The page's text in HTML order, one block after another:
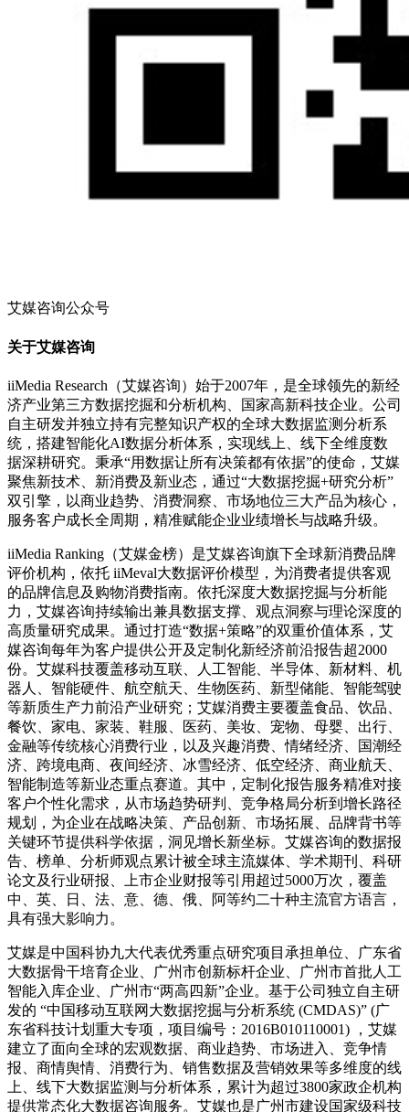
艾媒咨询公众号
关于艾媒咨询
iiMedia Research（艾媒咨询）始于2007年，是全球领先的新经
济产业第三方数据挖掘和分析机构、国家高新科技企业。公司
自主研发并独立持有完整知识产权的全球大数据监测分析系
统，搭建智能化AI数据分析体系，实现线上、线下全维度数
据深耕研究。秉承“用数据让所有决策都有依据”的使命，艾媒
聚焦新技术、新消费及新业态，通过“大数据挖掘+研究分析”
双引擎，以商业趋势、消费洞察、市场地位三大产品为核心，
服务客户成长全周期，精准赋能企业业绩增长与战略升级。
iiMedia Ranking（艾媒金榜）是艾媒咨询旗下全球新消费品牌
评价机构，依托 iiMeval大数据评价模型，为消费者提供客观
的品牌信息及购物消费指南。依托深度大数据挖掘与分析能
力，艾媒咨询持续输出兼具数据支撑、观点洞察与理论深度的
高质量研究成果。通过打造“数据+策略”的双重价值体系，艾
媒咨询每年为客户提供公开及定制化新经济前沿报告超2000
份。艾媒科技覆盖移动互联、人工智能、半导体、新材料、机
器人、智能硬件、航空航天、生物医药、新型储能、智能驾驶
等新质生产力前沿产业研究；艾媒消费主要覆盖食品、饮品、
餐饮、家电、家装、鞋服、医药、美妆、宠物、母婴、出行、
金融等传统核心消费行业，以及兴趣消费、情绪经济、国潮经
济、跨境电商、夜间经济、冰雪经济、低空经济、商业航天、
智能制造等新业态重点赛道。其中，定制化报告服务精准对接
客户个性化需求，从市场趋势研判、竞争格局分析到增长路径
规划，为企业在战略决策、产品创新、市场拓展、品牌背书等
关键环节提供科学依据，洞见增长新坐标。艾媒咨询的数据报
告、榜单、分析师观点累计被全球主流媒体、学术期刊、科研
论文及行业研报、上市企业财报等引用超过5000万次，覆盖
中、英、日、法、意、德、俄、阿等约二十种主流官方语言，
具有强大影响力。
艾媒是中国科协九大代表优秀重点研究项目承担单位、广东省
大数据骨干培育企业、广州市创新标杆企业、广州市首批人工
智能入库企业、广州市“两高四新”企业。基于公司独立自主研
发的 “中国移动互联网大数据挖掘与分析系统 (CMDAS)” (广
东省科技计划重大专项，项目编号：2016B010110001) ，艾媒
建立了面向全球的宏观数据、商业趋势、市场进入、竞争情
报、商情舆情、消费行为、销售数据及营销效果等多维度的线
上、线下大数据监测与分析体系，累计为超过3800家政企机构
提供常态化大数据咨询服务。艾媒也是广州市建设国家级科技